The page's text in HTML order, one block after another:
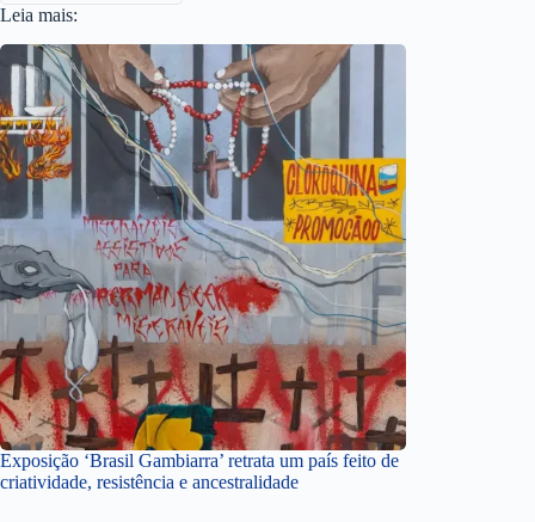
Leia mais:
Exposição ‘Brasil Gambiarra’ retrata um país feito de
criatividade, resistência e ancestralidade